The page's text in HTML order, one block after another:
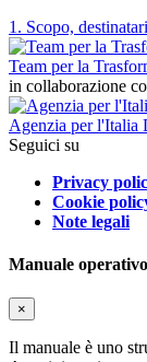
1. Scopo,
Team per la
in collaborazione
Agenzia per l'Italia
Seguici su
Privacy
Cookie
Note legali
Manuale
×
Il manuale è uno